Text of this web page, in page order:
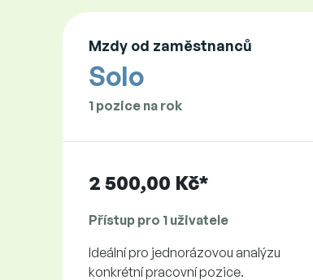
Mzdy od zaměstnanců
Solo
1 pozice na rok
2 500,00 Kč*
Přístup pro 1 uživatele
Ideální pro jednorázovou analýzu
konkrétní pracovní pozice.